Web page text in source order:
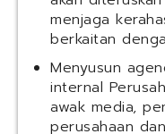
menjaga
berkaitan
Menyusun
internal
awak media,
perusahaan